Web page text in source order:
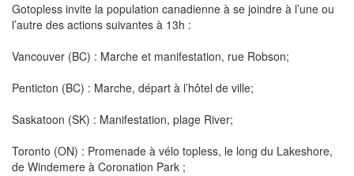
Gotopless invite la population canadienne à se joindre à l’une ou
l’autre des actions suivantes à 13h :
Vancouver (BC) : Marche et manifestation, rue Robson;
Penticton (BC) : Marche, départ à l’hôtel de ville;
Saskatoon (SK) : Manifestation, plage River;
Toronto (ON) : Promenade à vélo topless, le long du Lakeshore,
de Windemere à Coronation Park ;